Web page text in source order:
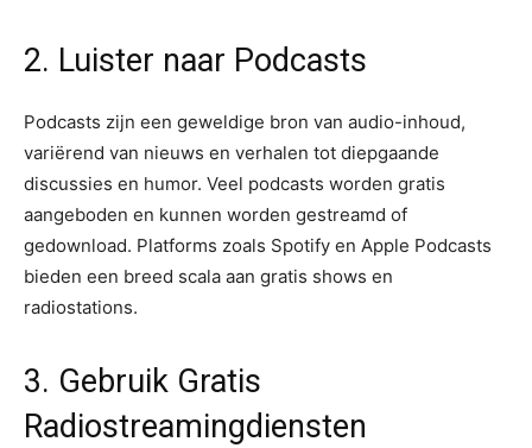
2. Luister naar Podcasts
Podcasts zijn een geweldige bron van audio-inhoud,
variërend van nieuws en verhalen tot diepgaande
discussies en humor. Veel podcasts worden gratis
aangeboden en kunnen worden gestreamd of
gedownload. Platforms zoals Spotify en Apple Podcasts
bieden een breed scala aan gratis shows en
radiostations.
3. Gebruik Gratis
Radiostreamingdiensten